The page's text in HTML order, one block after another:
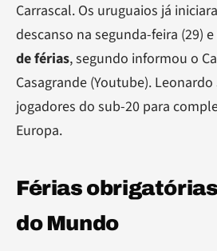
Carrascal. Os uruguaios já
descanso na segunda-feira (29)
de férias, segundo informou o
Casagrande (Youtube).
jogadores do sub-20 para
Europa.
Férias
do Mundo